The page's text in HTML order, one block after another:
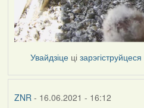
Увайдзіце цізарэгіструйцеся
ZNR - 16.06.2021 - 16:12